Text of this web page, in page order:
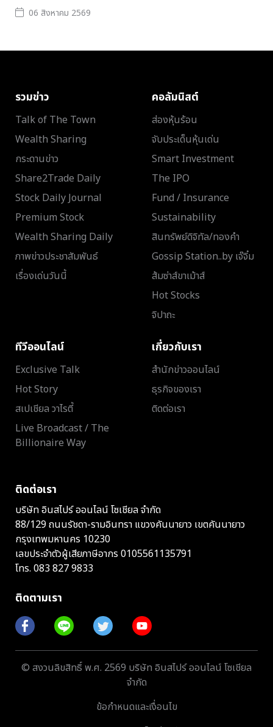
06 สิงหาคม 2569
รวมข่าว
Talk of The Town
Wealth Sharing
กระดานข่าว
Share2Trade Daily
Stock Daily Journal
Premium Stock
Wealth Sharing Daily
ภาพข่าวประชาสัมพันธ์
เรื่องเด่นวันนี้
คอลัมนิสต์
ส่องหุ้นร้อน
จับประเด็นหุ้นเด่น
Smart Investment
The IPO
Fund / Insurance
Sustainability
สินทรัพย์ดิจิทัล/ทองคำ
Gossip Station..by เจ๊จิ๋ม
ส้มซ่าส์ขาเม้าส์
Hot Stocks
จิปาถะ
ทีวีออนไลน์
Exclusive Talk
Hot Story
สเปเชียล วาไรตี้
Live Broadcast / The
Billionaire Way
เกี่ยวกับเรา
สำนักข่าวออนไลน์
ธุรกิจของเรา
ติดต่อเรา
ติดต่อเรา
บริษัท อินสไปร์ ออนไลน์ โซเชียล จำกัด
88/129 ถนนรัชดา-รามอินทรา แขวงคันนายาว เขตคันนายาว
กรุงเทพมหานคร 10230
เลขประจำตัวผู้เสียภาษีอากร 0105561135791
โทร. 083 827 9833
ติดตามเรา
© สงวนลิขสิทธิ์ พ.ศ. 2569 บริษัท อินสไปร์ ออนไลน์ โซเชียล
จำกัด
ข้อกำหนดและเงื่อนไข